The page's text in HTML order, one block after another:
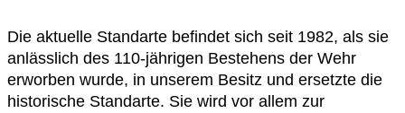
Die aktuelle Standarte befindet sich seit 1982, als sie
anlässlich des 110-jährigen Bestehens der Wehr
erworben wurde, in unserem Besitz und ersetzte die
historische Standarte. Sie wird vor allem zur